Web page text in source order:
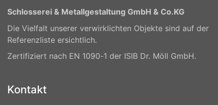
Schlosserei & Metallgestaltung GmbH & Co.KG
Die Vielfalt unserer verwirklichten Objekte sind auf der
Referenzliste ersichtlich.
Zertifiziert nach EN 1090-1 der ISIB Dr. Möll GmbH.
Kontakt